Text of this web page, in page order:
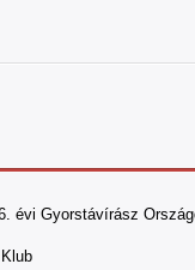
évi Gyorstávírász